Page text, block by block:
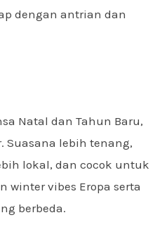
dengan antrian dan
Natal dan Tahun Baru,
Suasana lebih tenang,
lokal, dan cocok untuk
winter vibes Eropa serta
berbeda.